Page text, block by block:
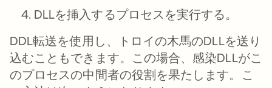
DLLを挿入するプロセスを実行する。
DDL転送を使用し、トロイの木馬のDLLを送り
込むこともできます。この場合、感染DLLがこ
のプロセスの中間者の役割を果たします。こ